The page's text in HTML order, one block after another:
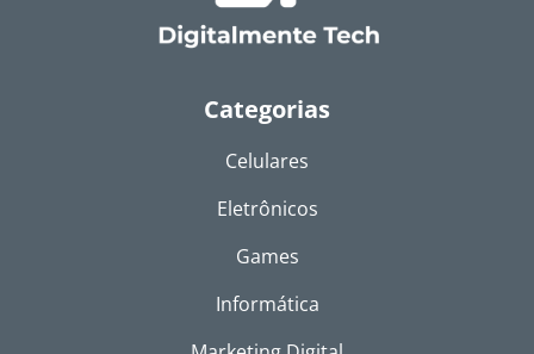
Categorias
Celulares
Eletrônicos
Games
Informática